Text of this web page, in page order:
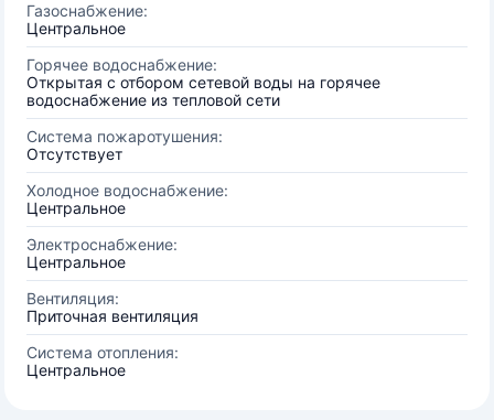
Газоснабжение:
Центральное
Горячее водоснабжение:
Открытая с отбором сетевой воды на горячее
водоснабжение из тепловой сети
Система пожаротушения:
Отсутствует
Холодное водоснабжение:
Центральное
Электроснабжение:
Центральное
Вентиляция:
Приточная вентиляция
Система отопления:
Центральное